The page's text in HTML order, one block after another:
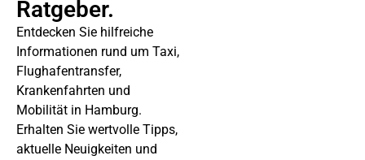
Ratgeber.
Entdecken Sie hilfreiche
Informationen rund um Taxi,
Flughafentransfer,
Krankenfahrten und
Mobilität in Hamburg.
Erhalten Sie wertvolle Tipps,
aktuelle Neuigkeiten und